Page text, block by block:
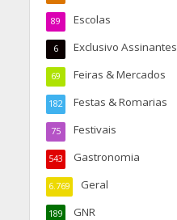
Escolas
89
Exclusivo Assinantes
6
Feiras & Mercados
69
Festas & Romarias
182
Festivais
75
Gastronomia
543
Geral
6.769
GNR
189